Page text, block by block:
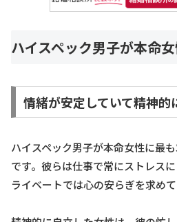
ハイスペック男子が本命
情緒が安定していて精神的
ハイスペック男子が本命女性に最
です。彼らは仕事で常にストレス
ライベートでは心の安らぎを求めて